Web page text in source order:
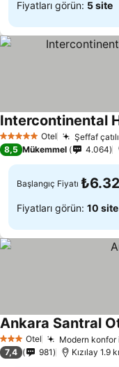
Fiyatları görün: 5 site
5 Yıldız Otel Şeffaf
Intercontinental
8,5 Mükemmel 4.064
Başlangıç Fiyatı
Fiyatları görün: 10 site
3 YıldızOtel Modern
Ankara Santral
7,4 981 Kızılay 1.9